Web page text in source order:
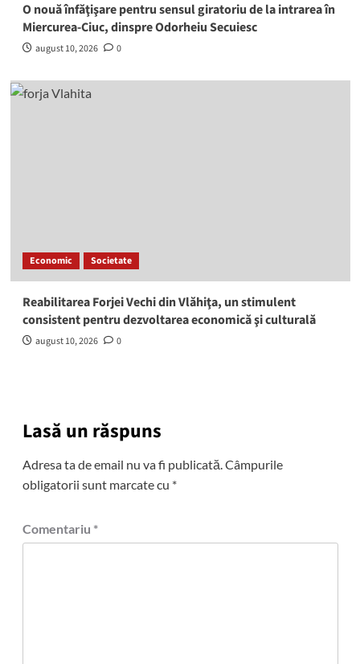
O nouă înfăţişare pentru sensul giratoriu de la intrarea în
Miercurea-Ciuc, dinspre Odorheiu Secuiesc
august 10, 2026 0
Economic Societate
Reabilitarea Forjei Vechi din Vlăhiţa, un stimulent
consistent pentru dezvoltarea economică şi culturală
august 10, 2026 0
Lasă un răspuns
Adresa ta de email nu va fi publicată.Câmpurile
obligatorii sunt marcate cu *
Comentariu *